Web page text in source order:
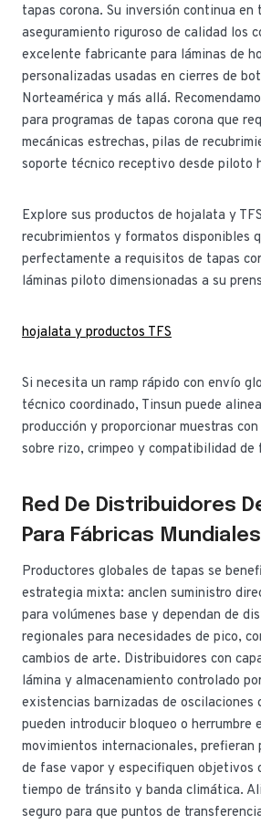
tapas corona. Su inversión continua en
aseguramiento riguroso de calidad los
excelente fabricante para láminas de
personalizadas usadas en cierres de
Norteamérica y más allá.
para programas de tapas corona que
mecánicas estrechas, pilas de
soporte técnico receptivo desde piloto
Explore sus productos de hojalata y
recubrimientos y formatos disponibles
perfectamente a requisitos de tapas
láminas piloto dimensionadas a su
hojalata y productos TFS
Si necesita un ramp rápido con envío
técnico coordinado, Tinsun puede
producción y proporcionar muestras
sobre rizo, crimpeo y compatibilidad de
Red De Distribuidores
Para Fábricas
Productores globales de tapas se
estrategia mixta: anclen suministro
para volúmenes base y dependan de
regionales para necesidades de pico,
cambios de arte. Distribuidores con
lámina y almacenamiento controlado
existencias barnizadas de oscilaciones
pueden introducir bloqueo o herrumbre
movimientos internacionales, prefieran
de fase vapor y especifiquen objetivos
tiempo de tránsito y banda climática.
seguro para que puntos de